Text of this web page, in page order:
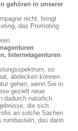
gehören in unserer
nicht, bringt
das Promoting
Internetagenturen
so
abdecken können.
gehen, wenn Sie in
gezielt neue
dadurch natürlich
die sich
an solche Sachen
rumbasteln, das dann